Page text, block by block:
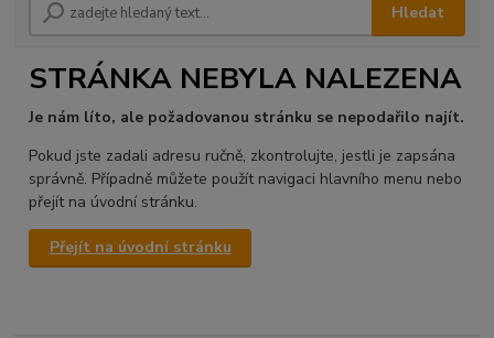
Hledat
STRÁNKA NEBYLA NALEZENA
Je nám líto, ale požadovanou stránku se nepodařilo najít.
Pokud jste zadali adresu ručně, zkontrolujte, jestli je zapsána
správně. Případně můžete použít navigaci hlavního menu nebo
přejít na úvodní stránku.
Přejít na úvodní stránku